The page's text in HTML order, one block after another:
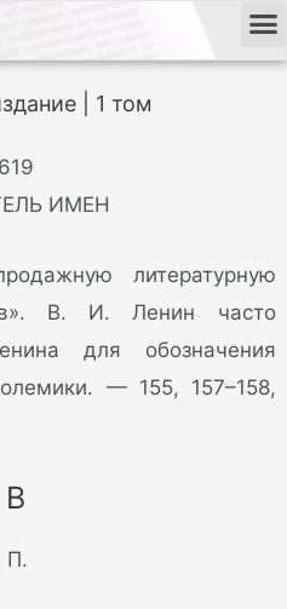
| 1 том
619
ИМЕН
литературную
В. И. Ленин часто
для обозначения
— 155, 157–158,
В
П.